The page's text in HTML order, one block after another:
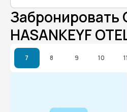
Забронировать
HASANKEYF
7 8 9 10 11